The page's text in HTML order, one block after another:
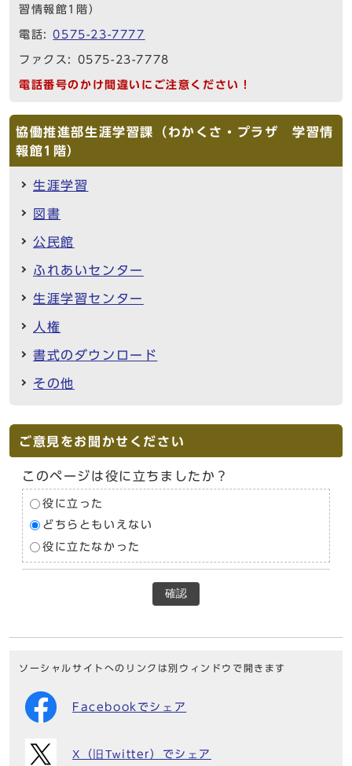
習情報館1階）
電話:0575-23-7777
ファクス: 0575-23-7778
電話番号のかけ間違いにご注意ください！
協働推進部生涯学習課（わかくさ・プラザ 学習情
報館1階）
生涯学習
図書
公民館
ふれあいセンター
生涯学習センター
人権
書式のダウンロード
その他
ご意見をお聞かせください
このページは役に立ちましたか？
役に立った
どちらともいえない
役に立たなかった
確認
ソーシャルサイトへのリンクは別ウィンドウで開きます
Facebookでシェア
X（旧Twitter）でシェア